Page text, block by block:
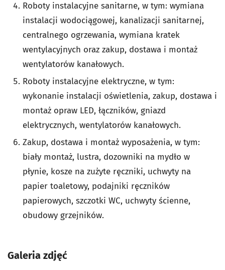
Roboty instalacyjne sanitarne, w tym: wymiana
instalacji wodociągowej, kanalizacji sanitarnej,
centralnego ogrzewania, wymiana kratek
wentylacyjnych oraz zakup, dostawa i montaż
wentylatorów kanałowych.
Roboty instalacyjne elektryczne, w tym:
wykonanie instalacji oświetlenia, zakup, dostawa i
montaż opraw LED, łączników, gniazd
elektrycznych, wentylatorów kanałowych.
Zakup, dostawa i montaż wyposażenia, w tym:
biały montaż, lustra, dozowniki na mydło w
płynie, kosze na zużyte ręczniki, uchwyty na
papier toaletowy, podajniki ręczników
papierowych, szczotki WC, uchwyty ścienne,
obudowy grzejników.
Galeria zdjęć